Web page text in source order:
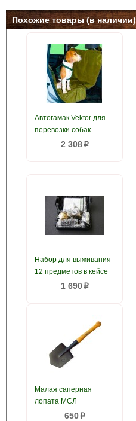
Похожие товары (в наличии)
Автогамак Vektor для
перевозки собак
2 308p
Набор для выживания
12 предметов в кейсе
1 690p
Малая саперная
лопата МСЛ
650p